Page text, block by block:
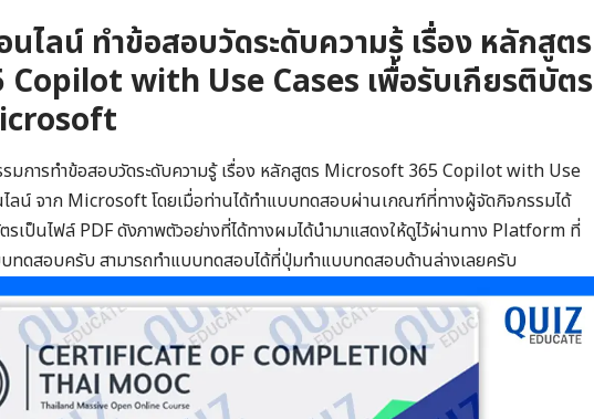
ไลน์ ทำข้อสอบวัดระดับความรู้ เรื่อง หลักสูตร
with Use Cases เพื่อรับเกียรติบัตร
การทำข้อสอบวัดระดับความรู้ เรื่อง หลักสูตร Microsoft 365 Copilot with Use
ลน์ จาก Microsoft โดยเมื่อท่านได้ทำแบบทดสอบผ่านเกณฑ์ที่ทางผู้จัดกิจกรรมได้
รเป็นไฟล์ PDF ดังภาพตัวอย่างที่ได้ทางผมได้นำมาแสดงให้ดูไว้ผ่านทาง Platform ที่
บทดสอบครับ สามารถทำแบบทดสอบได้ที่ปุ่มทำแบบทดสอบด้านล่างเลยครับ